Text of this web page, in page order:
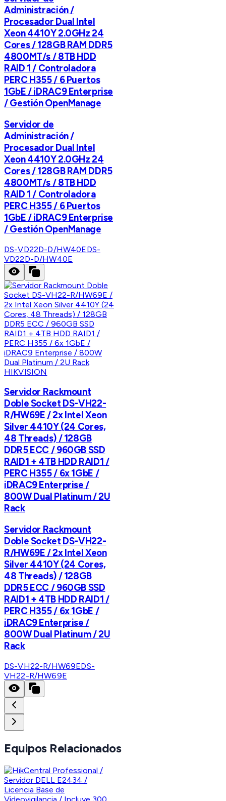
Administración /
Procesador Dual Intel
Xeon 4410Y 2.0GHz 24
Cores / 128GB RAM DDR5
4800MT/s / 8TB HDD
RAID 1 / Controladora
PERC H355 / 6 Puertos
1GbE / iDRAC9 Enterprise
/ Gestión OpenManage
Servidor de
Administración /
Procesador Dual Intel
Xeon 4410Y 2.0GHz 24
Cores / 128GB RAM DDR5
4800MT/s / 8TB HDD
RAID 1 / Controladora
PERC H355 / 6 Puertos
1GbE / iDRAC9 Enterprise
/ Gestión OpenManage
DS-VD22D-D/HW40EDS-
VD22D-D/HW40E
HIKVISION
Servidor Rackmount
Doble Socket DS-VH22-
R/HW69E / 2x Intel Xeon
Silver 4410Y (24 Cores,
48 Threads) / 128GB
DDR5 ECC / 960GB SSD
RAID1 + 4TB HDD RAID1 /
PERC H355 / 6x 1GbE /
iDRAC9 Enterprise /
800W Dual Platinum / 2U
Rack
Servidor Rackmount
Doble Socket DS-VH22-
R/HW69E / 2x Intel Xeon
Silver 4410Y (24 Cores,
48 Threads) / 128GB
DDR5 ECC / 960GB SSD
RAID1 + 4TB HDD RAID1 /
PERC H355 / 6x 1GbE /
iDRAC9 Enterprise /
800W Dual Platinum / 2U
Rack
DS-VH22-R/HW69EDS-
VH22-R/HW69E
Equipos Relacionados